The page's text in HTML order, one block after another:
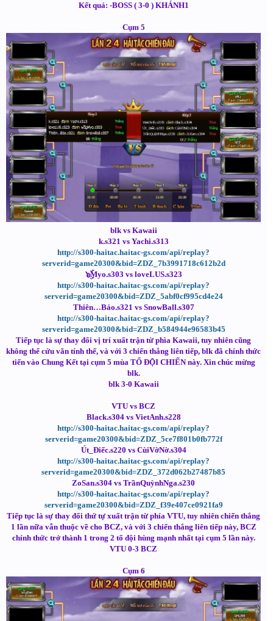
Kết quả: -BOSS ( 3-0 ) KHÁNH1
Cụm 5
blk vs Kawaii
k.s321 vs Yachi.s313
http://s300-haitac.haitac-gs.com/api/replay?
serverid=game20300&bid=ZDZ_7b3991718c612b2d
๖ۣۜMyo.s303 vs loveLUS.s323
http://s300-haitac.haitac-gs.com/api/replay?
serverid=game20300&bid=ZDZ_5abf0cf995cd4e24
Thiên…Bảo.s321 vs SnowBall.s307
http://s300-haitac.haitac-gs.com/api/replay?
serverid=game20300&bid=ZDZ_b584944e96583b45
Tiếp tục là sự thay đổi vị trí xuất trận từ phìa Kawaii, tuy nhiên cũng
không thể cứu vãn tính thế, và với 3 chiến thắng liên tiếp, blk đã chính thức
tiến vào Chung Kết tại cụm 5 mùa TỔ ĐỘI CHIẾN này. Xin chúc mừng
blk.
blk 3-0 Kawaii
VTU vs BCZ
Black.s304 vs VietAnh.s228
http://s300-haitac.haitac-gs.com/api/replay?
serverid=game20300&bid=ZDZ_5ce7f801b0fb772f
Út_Điếc.s220 vs CùiVờNờ.s304
http://s300-haitac.haitac-gs.com/api/replay?
serverid=game20300&bid=ZDZ_372d062b27487b85
ZoSan.s304 vs TrầnQuỳnhNga.s230
http://s300-haitac.haitac-gs.com/api/replay?
serverid=game20300&bid=ZDZ_f39e407ce0921fa9
Tiếp tục là sự thay đổi thứ tự xuất trận từ phía VTU, tuy nhiên chiến thắng
1 lần nữa vẫn thuộc về cho BCZ, và với 3 chiến thắng liên tiếp này, BCZ
chính thức trở thành 1 trong 2 tổ đội hùng mạnh nhất tại cụm 5 lần này.
VTU 0-3 BCZ
Cụm 6